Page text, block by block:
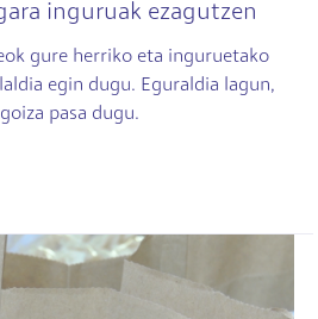
inguruak ezagutzen
gure herriko eta inguruetako
egin dugu. Eguraldia lagun,
pasa dugu.